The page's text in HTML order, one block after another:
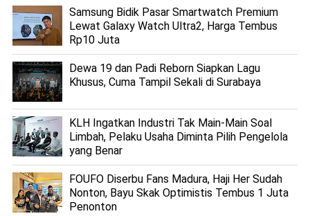
Samsung Bidik Pasar Smartwatch Premium
Lewat Galaxy Watch Ultra2, Harga Tembus
Rp10 Juta
Dewa 19 dan Padi Reborn Siapkan Lagu
Khusus, Cuma Tampil Sekali di Surabaya
KLH Ingatkan Industri Tak Main-Main Soal
Limbah, Pelaku Usaha Diminta Pilih Pengelola
yang Benar
FOUFO Diserbu Fans Madura, Haji Her Sudah
Nonton, Bayu Skak Optimistis Tembus 1 Juta
Penonton